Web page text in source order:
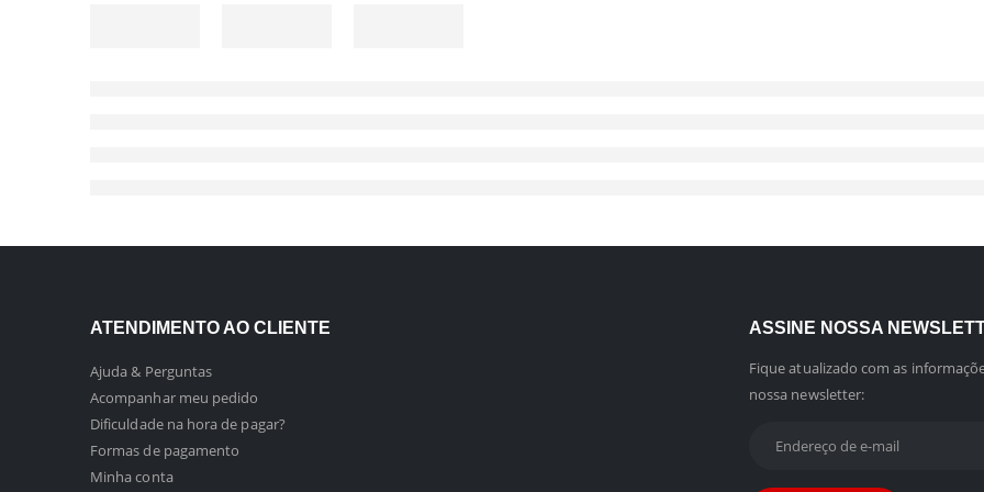
ATENDIMENTO AO CLIENTE
Ajuda & Perguntas
Acompanhar meu pedido
Dificuldade na hora de pagar?
Formas de pagamento
Minha conta
ASSINE NOSSA
Fique atualizado com as
nossa newsletter: